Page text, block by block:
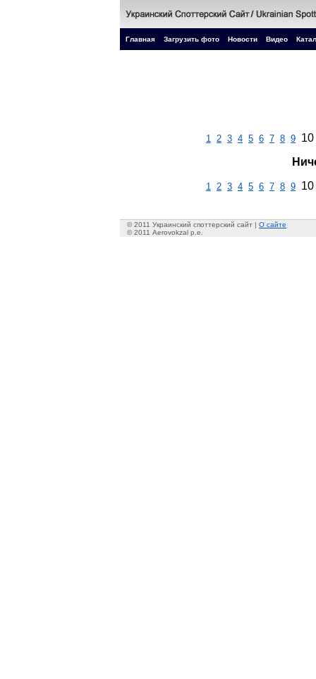
Главная Загрузить фото Новости Видео
1 2 3 4 5 6 7 8 9 10
1 2 3 4 5 6 7 8 9 10
© 2011 Украинский споттерский сайт | О сайте
© 2011 Aerovokzal p.e.